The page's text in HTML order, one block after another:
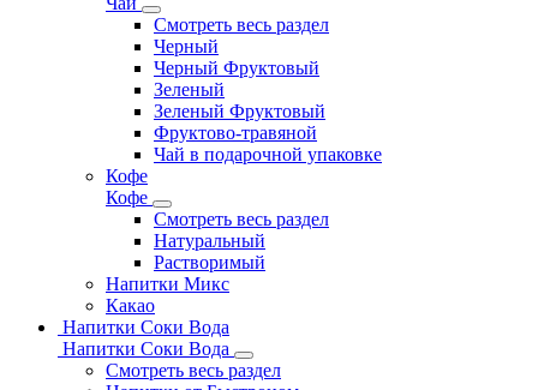
Смотреть весь раздел
Черный
Черный Фруктовый
Зеленый
Зеленый Фруктовый
Фруктово-травяной
Чай в подарочной упаковке
Кофе
Кофе
Смотреть весь раздел
Натуральный
Растворимый
Напитки Микс
Какао
Напитки Соки Вода
Напитки Соки Вода
Смотреть весь раздел